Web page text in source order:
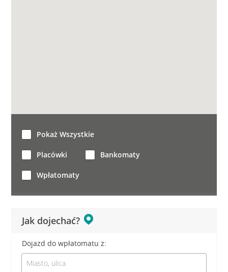
Jak dojechać?
Dojazd do wpłatomatu z:
Pokaż Wszystkie
Placówki Bankomaty
Wpłatomaty